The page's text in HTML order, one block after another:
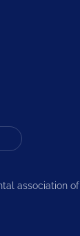
association of